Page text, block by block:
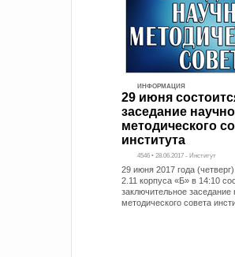
ИНФОРМАЦИЯ
29 июня
заседание
методического
института
4546 • 28.06.2017 - Институт
29 июня 2017 года
2.11 корпуса «Б» в 14:10
заключительное заседание
методического совета